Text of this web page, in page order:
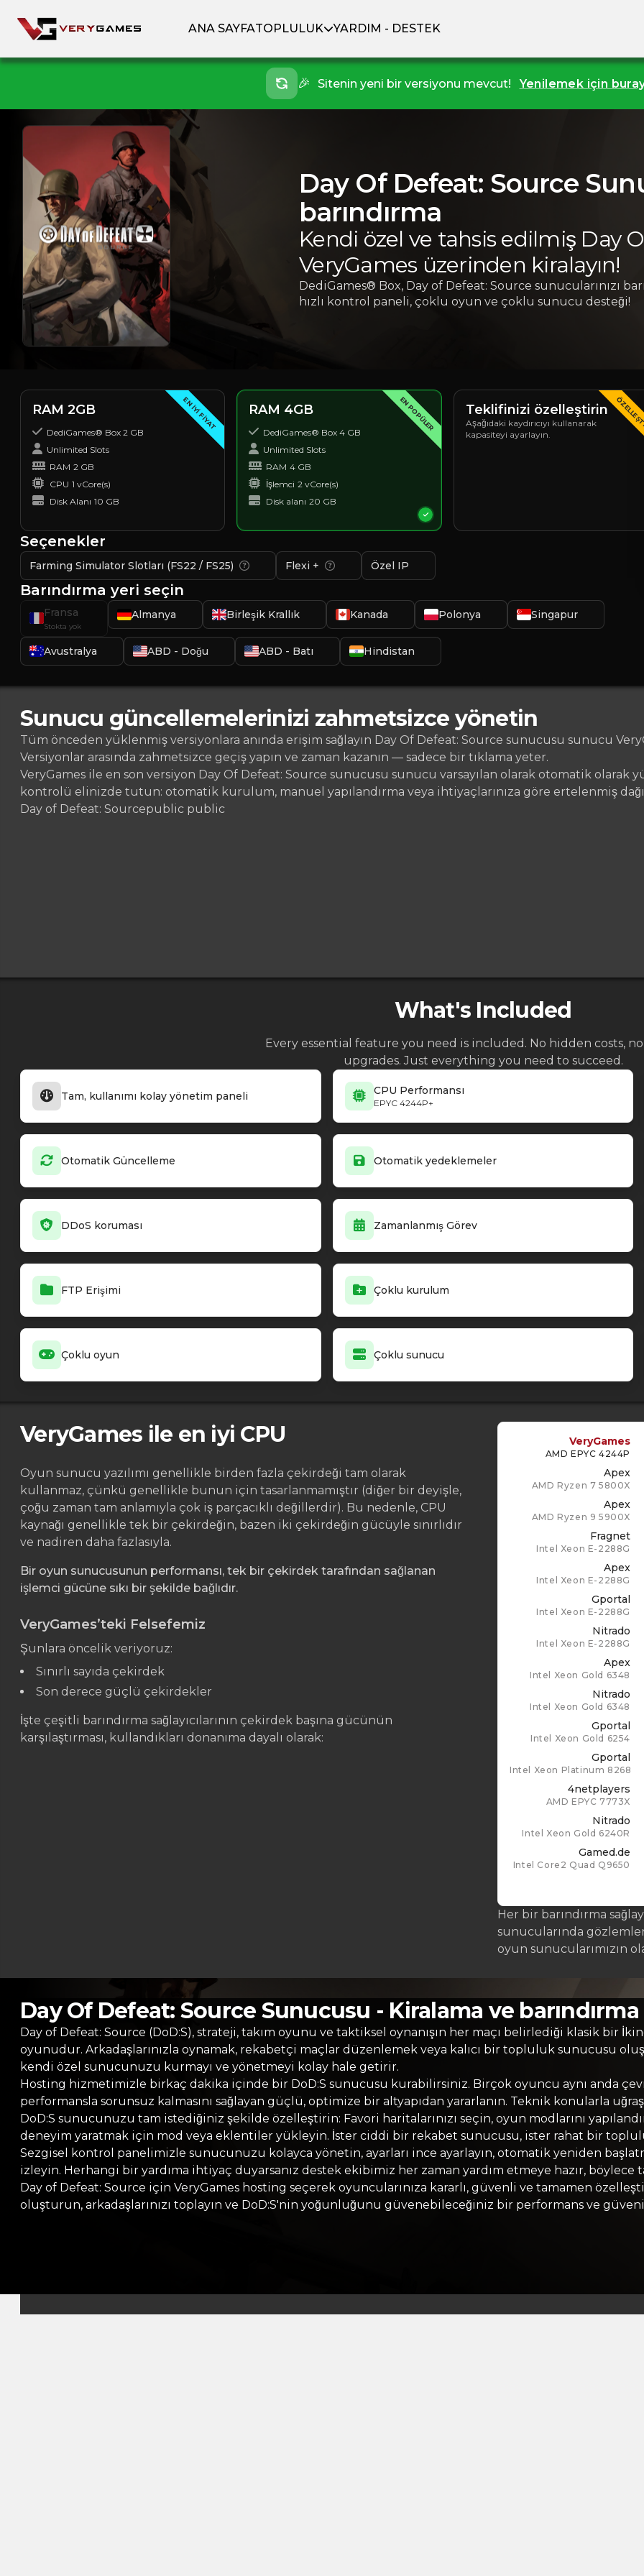
ANA SAYFATOPLULUK YARDIM - DESTEK
🎉 Sitenin yeni bir versiyonu mevcut! Yenilemek için
Day Of Defeat: Source
barındırma
Kendi özel ve tahsis edilmiş Day
VeryGames üzerinden kiralayın!
DediGames® Box, Day of Defeat: Source sunucularınızı
hızlı kontrol paneli, çoklu oyun ve çoklu sunucu desteği!
EN IYI FIYAT
RAM 2GB
DediGames® Box 2 GB
Unlimited Slots
RAM 2 GB
CPU 1 vCore(s)
Disk Alanı 10 GB
EN POPÜLER
RAM 4GB
DediGames® Box 4 GB
Unlimited Slots
RAM 4 GB
İşlemci 2 vCore(s)
Disk alanı 20 GB
Teklifinizi özelleştirin
Aşağıdaki kaydırıcıyı kullanarak
kapasiteyi ayarlayın.
Seçenekler
Farming Simulator Slotları (FS22 / FS25) Flexi + Özel IP
Barındırma yeri seçin
Fransa
Stokta yok
Almanya Birleşik Krallık Kanada Polonya Singapur
Avustralya ABD - Doğu ABD - Batı Hindistan
Sunucu güncellemelerinizi zahmetsizce yönetin
Tüm önceden yüklenmiş versiyonlara anında erişim sağlayın Day Of Defeat: Source sunucusu sunucu
Versiyonlar arasında zahmetsizce geçiş yapın ve zaman kazanın — sadece bir tıklama yeter.
VeryGames ile en son versiyon Day Of Defeat: Source sunucusu sunucu varsayılan olarak otomatik
kontrolü elinizde tutun: otomatik kurulum, manuel yapılandırma veya ihtiyaçlarınıza göre ertelenmiş
Day of Defeat: Sourcepublic public
What's Included
Every essential feature you need is included. No hidden costs,
upgrades. Just everything you need to succeed.
Tam, kullanımı kolay yönetim paneli CPU Performansı
EPYC 4244P+
Otomatik Güncelleme Otomatik yedeklemeler
DDoS koruması Zamanlanmış Görev
FTP Erişimi Çoklu kurulum
Çoklu oyun Çoklu sunucu
VeryGames ile en iyi CPU
Oyun sunucu yazılımı genellikle birden fazla çekirdeği tam olarak
kullanmaz, çünkü genellikle bunun için tasarlanmamıştır (diğer bir deyişle,
çoğu zaman tam anlamıyla çok iş parçacıklı değillerdir). Bu nedenle, CPU
kaynağı genellikle tek bir çekirdeğin, bazen iki çekirdeğin gücüyle sınırlıdır
ve nadiren daha fazlasıyla.
Bir oyun sunucusunun performansı, tek bir çekirdek tarafından sağlanan
işlemci gücüne sıkı bir şekilde bağlıdır.
VeryGames’teki Felsefemiz
Şunlara öncelik veriyoruz:
Sınırlı sayıda çekirdek
Son derece güçlü çekirdekler
İşte çeşitli barındırma sağlayıcılarının çekirdek başına gücünün
karşılaştırması, kullandıkları donanıma dayalı olarak:
VeryGames
AMD EPYC 4244P
Apex
AMD Ryzen 7 5800X
Apex
AMD Ryzen 9 5900X
Fragnet
Intel Xeon E-2288G
Apex
Intel Xeon E-2288G
Gportal
Intel Xeon E-2288G
Nitrado
Intel Xeon E-2288G
Apex
Intel Xeon Gold 6348
Nitrado
Intel Xeon Gold 6348
Gportal
Intel Xeon Gold 6254
Gportal
Intel Xeon Platinum 8268
4netplayers
AMD EPYC 7773X
Nitrado
Intel Xeon Gold 6240R
Gamed.de
Intel Core2 Quad Q9650
Her bir barındırma
sunucularında
oyun sunucularımızın
Day Of Defeat: Source Sunucusu - Kiralama ve barındırma
Day of Defeat: Source (DoD:S), strateji, takım oyunu ve taktiksel oynanışın her maçı belirlediği klasik bir
oyunudur. Arkadaşlarınızla oynamak, rekabetçi maçlar düzenlemek veya kalıcı bir topluluk sunucusu
kendi özel sunucunuzu kurmayı ve yönetmeyi kolay hale getirir.
Hosting hizmetimizle birkaç dakika içinde bir DoD:S sunucusu kurabilirsiniz. Birçok oyuncu aynı anda
performansla sorunsuz kalmasını sağlayan güçlü, optimize bir altyapıdan yararlanın. Teknik konularla
DoD:S sunucunuzu tam istediğiniz şekilde özelleştirin: Favori haritalarınızı seçin, oyun modlarını
deneyim yaratmak için mod veya eklentiler yükleyin. İster ciddi bir rekabet sunucusu, ister rahat bir
Sezgisel kontrol panelimizle sunucunuzu kolayca yönetin, ayarları ince ayarlayın, otomatik yeniden
izleyin. Herhangi bir yardıma ihtiyaç duyarsanız destek ekibimiz her zaman yardım etmeye hazır,
Day of Defeat: Source için VeryGames hosting seçerek oyuncularınıza kararlı, güvenli ve tamamen
oluşturun, arkadaşlarınızı toplayın ve DoD:S'nin yoğunluğunu güvenebileceğiniz bir performans ve